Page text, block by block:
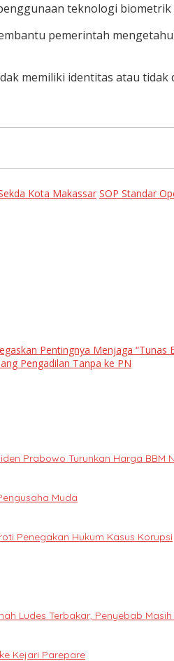
teknologi
pemerintah
memiliki identitas atau
Kota Makassar SOP Standar
Pentingnya Menjaga “Tunas
Pengadilan Tanpa ke PN
Prabowo Turunkan Harga BBM
Muda
Penegakan Hukum Kasus Korupsi
Ludes Terbakar, Penyebab Masih
Kejari Parepare